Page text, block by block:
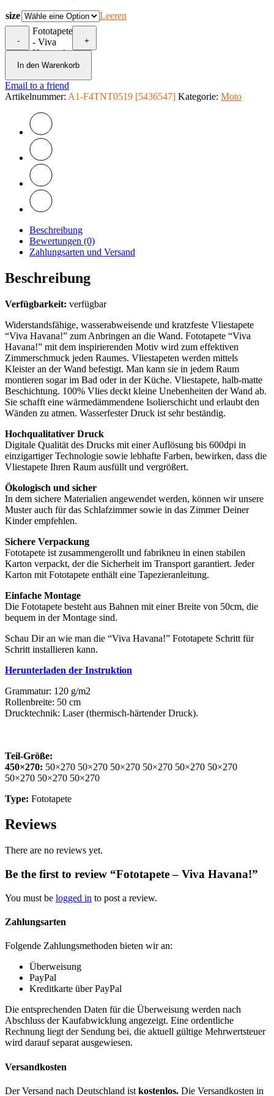
size Leeren
-
Fototapete
- Viva
Havana!
Menge
+
In den Warenkorb
Email to a friend
Artikelnummer: A1-F4TNT0519 [5436547] Kategorie: Moto
Beschreibung
Bewertungen (0)
Zahlungsarten und Versand
Beschreibung
Verfügbarkeit: verfügbar
Widerstandsfähige, wasserabweisende und kratzfeste Vliestapete
“Viva Havana!” zum Anbringen an die Wand. Fototapete “Viva
Havana!” mit dem inspirierenden Motiv wird zum effektiven
Zimmerschmuck jeden Raumes. Vliestapeten werden mittels
Kleister an der Wand befestigt. Man kann sie in jedem Raum
montieren sogar im Bad oder in der Küche. Vliestapete, halb-matte
Beschichtung. 100% Vlies deckt kleine Unebenheiten der Wand ab.
Sie schafft eine wärmedämmendene Isolierschicht und erlaubt den
Wänden zu atmen. Wasserfester Druck ist sehr beständig.
Hochqualitativer Druck
Digitale Qualität des Drucks mit einer Auflösung bis 600dpi in
einzigartiger Technologie sowie lebhafte Farben, bewirken, dass die
Vliestapete Ihren Raum ausfüllt und vergrößert.
Ökologisch und sicher
In dem sichere Materialien angewendet werden, können wir unsere
Muster auch für das Schlafzimmer sowie in das Zimmer Deiner
Kinder empfehlen.
Sichere Verpackung
Fototapete ist zusammengerollt und fabrikneu in einen stabilen
Karton verpackt, der die Sicherheit im Transport garantiert. Jeder
Karton mit Fototapete enthält eine Tapezieranleitung.
Einfache Montage
Die Fototapete besteht aus Bahnen mit einer Breite von 50cm, die
bequem in der Montage sind.
Schau Dir an wie man die “Viva Havana!” Fototapete Schritt für
Schritt installieren kann.
Herunterladen der Instruktion
Grammatur: 120 g/m2
Rollenbreite: 50 cm
Drucktechnik: Laser (thermisch-härtender Druck).
Teil-Größe:
450×270: 50×270 50×270 50×270 50×270 50×270 50×270
50×270 50×270 50×270
Type: Fototapete
Reviews
There are no reviews yet.
Be the first to review “Fototapete – Viva Havana!”
You must be logged in to post a review.
Zahlungsarten
Folgende Zahlungsmethoden bieten wir an:
Überweisung
PayPal
Kreditkarte über PayPal
Die entsprechenden Daten für die Überweisung werden nach
Abschluss der Kaufabwicklung angezeigt. Eine ordentliche
Rechnung liegt der Sendung bei, die aktuell gültige Mehrwertsteuer
wird darauf separat ausgewiesen.
Versandkosten
Der Versand nach Deutschland ist kostenlos. Die Versandkosten in